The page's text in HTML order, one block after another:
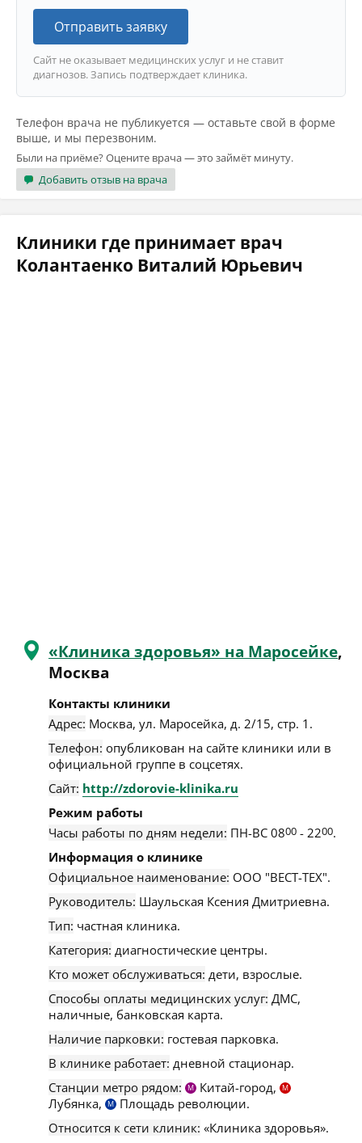
Отправить заявку
Сайт не оказывает медицинских услуг и не ставит
диагнозов. Запись подтверждает клиника.
Телефон врача не публикуется — оставьте свой в форме
выше, и мы перезвоним.
Были на приёме? Оцените врача — это займёт минуту.
Добавить отзыв на врача
Клиники где принимает врач
Колантаенко Виталий Юрьевич
«Клиника здоровья» на Маросейке,
Москва
Контакты клиники
Адрес: Москва, ул. Маросейка, д. 2/15, стр. 1 .
Телефон: опубликован на сайте клиники или в
официальной группе в соцсетях.
Сайт: http://zdorovie-klinika.ru
Режим работы
Часы работы по дням недели: ПН-ВС 0800 - 2200.
Информация о клинике
Официальное наименование: ООО "ВЕСТ-ТЕХ".
Руководитель: Шаульская Ксения Дмитриевна.
Тип: частная клиника.
Категория: диагностические центры.
Кто может обслуживаться: дети, взрослые.
Способы оплаты медицинских услуг: ДМС,
наличные, банковская карта.
Наличие парковки: гостевая парковка.
В клинике работает: дневной стационар.
Станции метро рядом:
М Китай-город, М
Лубянка, М
Площадь революции.
Относится к сети клиник: «Клиника здоровья».